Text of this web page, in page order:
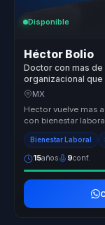
Disponible
Héctor Bolio
Doctor con mas de
organizacional
equipos de trabajo.
MX
Hector vuelve mas
con bienestar
empresa...
Bienestar Laboral
15años 9conf.